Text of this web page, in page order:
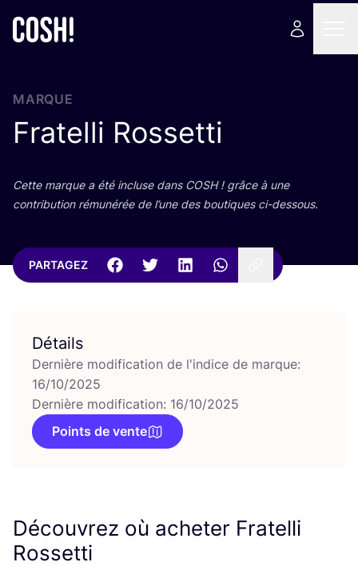
MARQUE
Fratelli Rossetti
Cette marque a été incluse dans COSH! grâce à une
contri­bu­tion rému­né­rée de l’une des bou­tiques ci-dessous.
PARTAGEZ
Détails
Dernière modification de l'indice de marque:
16/10/2025
Dernière modification: 16/10/2025
Points de vente
Découvrez où acheter Fratelli
Rossetti